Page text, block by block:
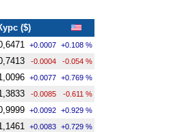
($)
+0.0007 +0.108 %
-0.0004 -0.054 %
+0.0077 +0.769 %
-0.0085 -0.611 %
+0.0092 +0.929 %
+0.0083 +0.729 %